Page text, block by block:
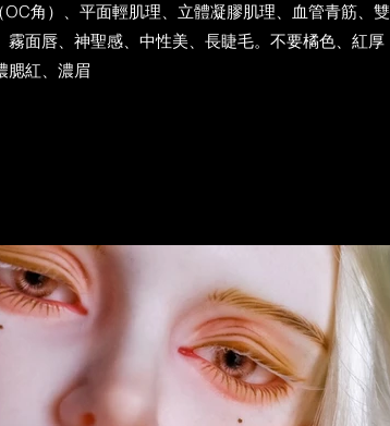
角）、平面輕肌理、立體凝膠肌理、血管青筋、雙
霧面唇、神聖感、中性美、長睫毛。不要橘色、紅厚
腮紅、濃眉